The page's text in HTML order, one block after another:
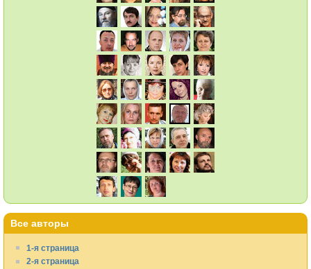
Все авторы
1-я страница
2-я страница